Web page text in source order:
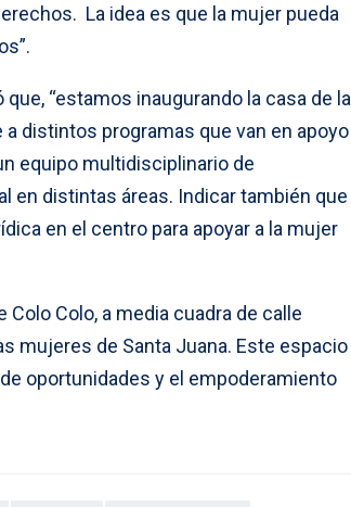
La idea es que la mujer pueda
“estamos inaugurando la casa de la
distintos programas que van en apoyo
equipo multidisciplinario de
en distintas áreas. Indicar también que
en el centro para apoyar a la mujer
Colo, a media cuadra de calle
mujeres de Santa Juana. Este espacio
oportunidades y el empoderamiento